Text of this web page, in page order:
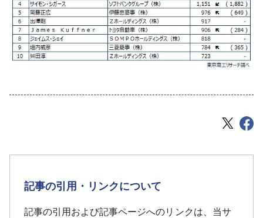
記事の引用・リンクについて
記事の引用および記事ページへのリンクは、当サ